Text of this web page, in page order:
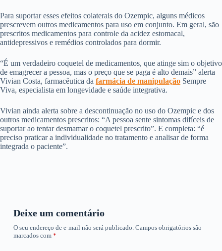
Para suportar esses efeitos colaterais do Ozempic, alguns médicos
prescrevem outros medicamentos para uso em conjunto. Em geral, são
prescritos medicamentos para controle da acidez estomacal,
antidepressivos e remédios controlados para dormir.
“É um verdadeiro coquetel de medicamentos, que atinge sim o objetivo
de emagrecer a pessoa, mas o preço que se paga é alto demais” alerta
Vivian Costa, farmacêutica da farmácia de manipulação Sempre
Viva, especialista em longevidade e saúde integrativa.
Vivian ainda alerta sobre a descontinuação no uso do Ozempic e dos
outros medicamentos prescritos: “A pessoa sente sintomas difíceis de
suportar ao tentar desmamar o coquetel prescrito”. E completa: “é
preciso praticar a individualidade no tratamento e analisar de forma
integrada o paciente”.
Deixe um comentário
O seu endereço de e-mail não será publicado. Campos obrigatórios são
marcados com *